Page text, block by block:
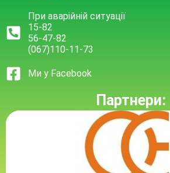
При аварійній ситуації
15-82
56-47-82
(067)110-11-73
Ми у Facebook
Партнери: